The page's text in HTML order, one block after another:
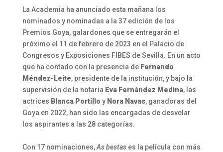
La Academia ha anunciado esta mañana los
nominados y nominadas a la 37 edición de los
Premios Goya, galardones que se entregarán el
próximo el 11 de febrero de 2023 en el Palacio de
Congresos y Exposiciones FIBES de Sevilla. En un acto
que ha contado con la presencia de Fernando
Méndez-Leite, presidente de la institución, y bajo la
supervisión de la notaria Eva Fernández Medina, las
actrices Blanca Portillo y Nora Navas, ganadoras del
Goya en 2022, han sido las encargadas de desvelar
los aspirantes a las 28 categorías.
Con 17 nominaciones,As bestases la película con más